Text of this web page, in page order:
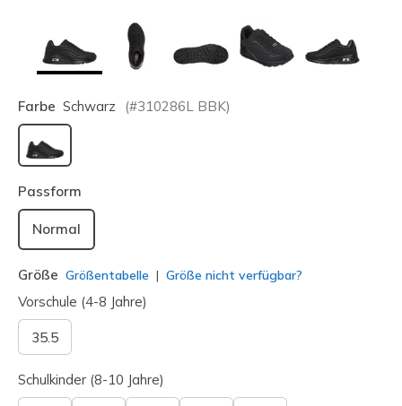
Farbe Schwarz (#310286L BBK)
ausgewählt
Passform
Normal
Größe Größentabelle Größe nicht verfügbar?
Vorschule (4-8 Jahre)
35.5
Schulkinder (8-10 Jahre)